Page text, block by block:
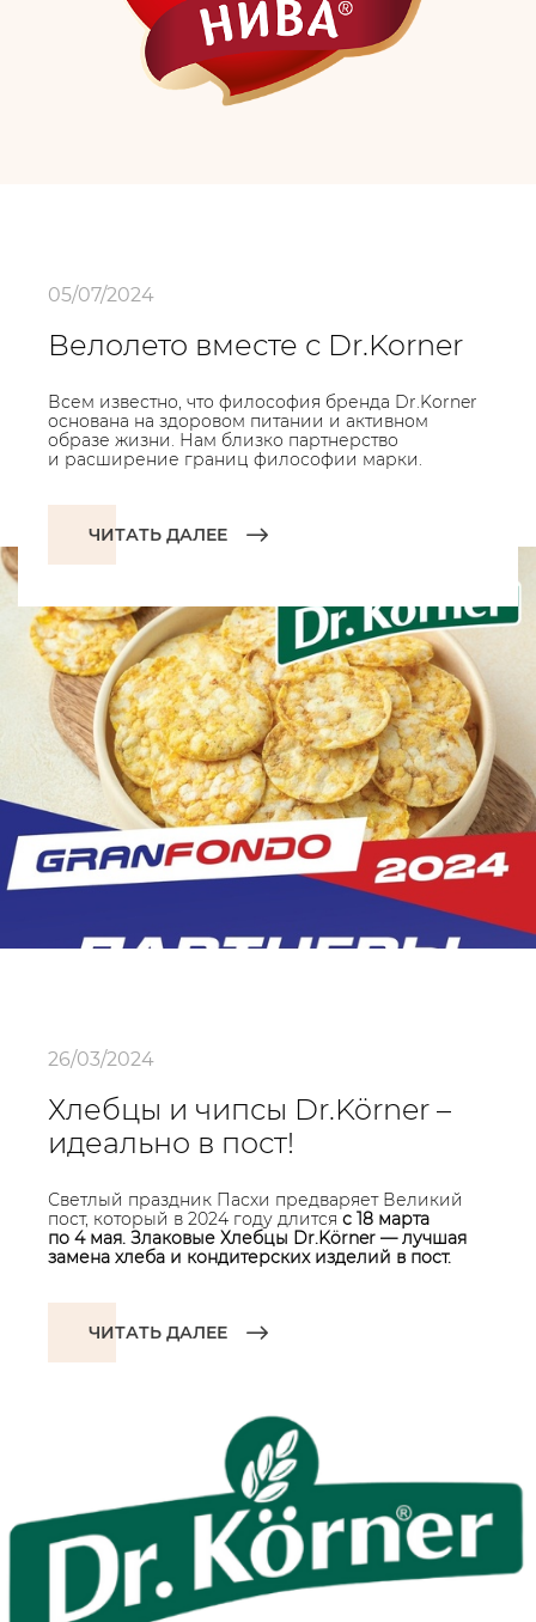
05/07/2024
Велолето вместе с Dr.Korner
Всем известно, что философия бренда Dr.Korner
основана на здоровом питании и активном
образе жизни. Нам близко партнерство
и расширение границ философии марки.
ЧИТАТЬ ДАЛЕЕ
26/03/2024
Хлебцы и чипсы Dr.Körner –
идеально в пост!
Светлый праздник Пасхи предваряет Великий
пост, который в 2024 году длится с 18 марта
по 4 мая. Злаковые Хлебцы Dr.Körner — лучшая
замена хлеба и кондитерских изделий в пост.
ЧИТАТЬ ДАЛЕЕ